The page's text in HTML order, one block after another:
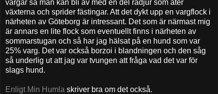
vargar så man kan bli av med en del rådjur som äter
växterna och sprider fästingar. Att det dykt upp en vargflock i
närheten av Göteborg är intressant. Det som är närmast mig
är annars en lite flock som eventuellt finns i närheten av
sommarstugan och så har jag hälsat på en hund som var
25% varg. Det var också borzoi i blandningen och den såg
så underlig ut att jag var tvungen att fråga vad det var för
slags hund.
Enligt Min Humla skriver bra om det också.